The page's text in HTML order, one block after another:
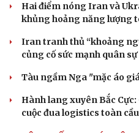
Hai điểm nóng Iran và
khủng hoảng năng lượng
Iran tranh thủ “khoảng
củng cố sức mạnh quân sự
Tàu ngầm Nga "mặc áo
Hành lang xuyên Bắc
cuộc đua logistics toàn cầu